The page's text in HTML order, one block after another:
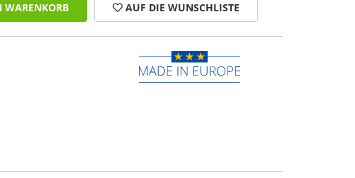
WARENKORB AUF DIE WUNSCHLISTE